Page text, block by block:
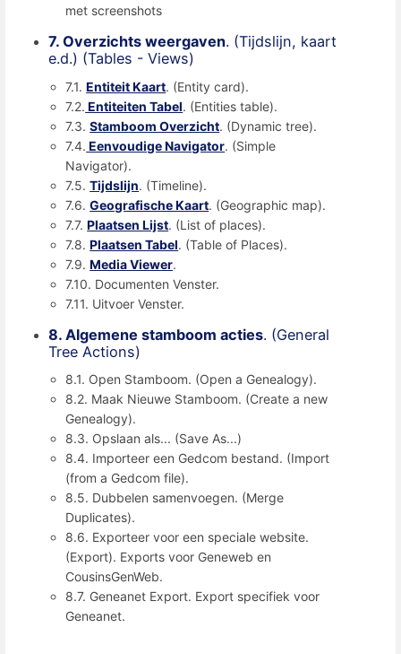
met screenshots
7. Overzichts weergaven. (Tijdslijn, kaart
e.d.) (Tables - Views)
7.1.Entiteit Kaart. (Entity card).
7.2. Entiteiten Tabel. (Entities table).
7.3.Stamboom Overzicht. (Dynamic tree).
7.4. Eenvoudige Navigator. (Simple
Navigator).
7.5.Tijdslijn. (Timeline).
7.6.Geografische Kaart. (Geographic map).
7.7.Plaatsen Lijst. (List of places).
7.8.Plaatsen Tabel. (Table of Places).
7.9.Media Viewer.
7.10. Documenten Venster.
7.11. Uitvoer Venster.
8. Algemene stamboom acties. (General
Tree Actions)
8.1. Open Stamboom. (Open a Genealogy).
8.2. Maak Nieuwe Stamboom. (Create a new
Genealogy).
8.3. Opslaan als... (Save As...)
8.4. Importeer een Gedcom bestand. (Import
(from a Gedcom file).
8.5. Dubbelen samenvoegen. (Merge
Duplicates).
8.6. Exporteer voor een speciale website.
(Export). Exports voor Geneweb en
CousinsGenWeb.
8.7. Geneanet Export. Export specifiek voor
Geneanet.